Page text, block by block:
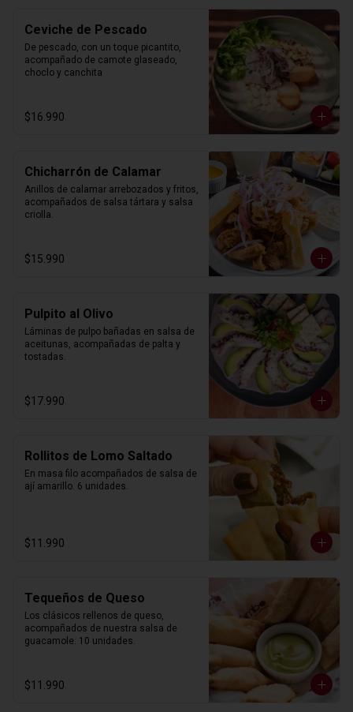
Ceviche de Pescado
De pescado, con un toque picantito,
acompañado de camote glaseado,
choclo y canchita
$16.990
Chicharrón de Calamar
Anillos de calamar arrebozados y fritos,
acompañados de salsa tártara y salsa
criolla.
$15.990
Pulpito al Olivo
Láminas de pulpo bañadas en salsa de
aceitunas, acompañadas de palta y
tostadas.
$17.990
Rollitos de Lomo Saltado
En masa filo acompañados de salsa de
ají amarillo. 6 unidades.
$11.990
Tequeños de Queso
Los clásicos rellenos de queso,
acompañados de nuestra salsa de
guacamole. 10 unidades.
$11.990